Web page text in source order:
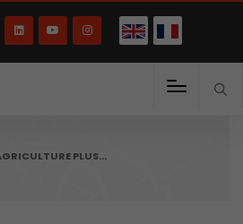
PLUS…
English(English)